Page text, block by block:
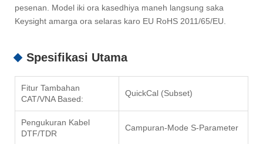
pesenan. Model iki ora kasedhiya maneh langsung saka
Keysight amarga ora selaras karo EU RoHS 2011/65/EU.
Spesifikasi Utama
Fitur Tambahan
CAT/VNA Based:
QuickCal (Subset)
Pengukuran Kabel
DTF/TDR
Campuran-Mode S-Parameter